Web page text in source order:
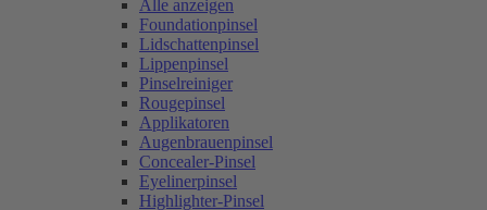
Alle anzeigen
Foundationpinsel
Lidschattenpinsel
Lippenpinsel
Pinselreiniger
Rougepinsel
Applikatoren
Augenbrauenpinsel
Concealer-Pinsel
Eyelinerpinsel
Highlighter-Pinsel